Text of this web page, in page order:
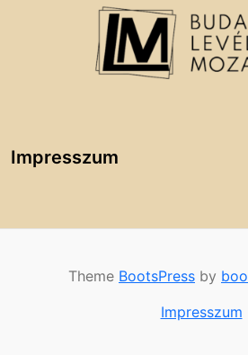
Impresszum
Theme BootsPress by
Impresszum